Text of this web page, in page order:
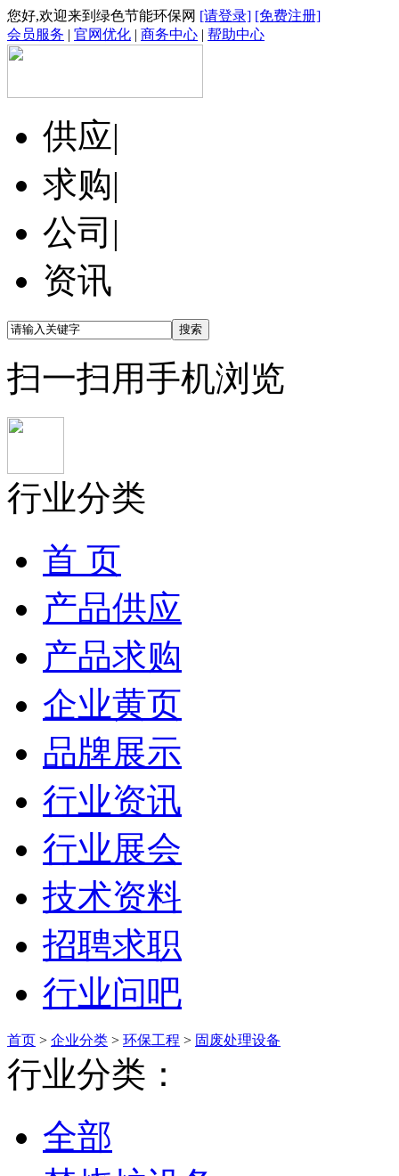
您好,欢迎来到绿色节能环保网 [请登录] [免费注册]
会员服务 | 官网优化 | 商务中心 | 帮助中心
供应|
求购|
公司 |
资讯
扫一扫用手机浏览
行业分类
首 页
产品供应
产品求购
企业黄页
品牌展示
行业资讯
行业展会
技术资料
招聘求职
行业问吧
首页 > 企业分类 > 环保工程 > 固废处理设备
行业分类：
全部